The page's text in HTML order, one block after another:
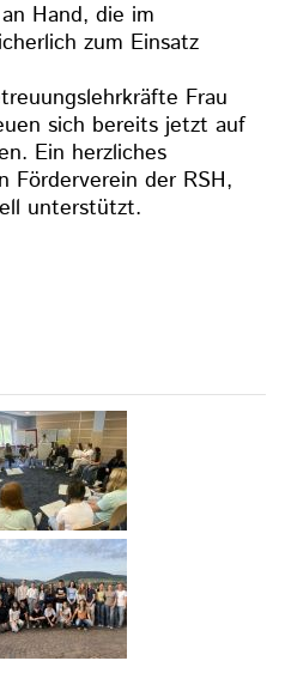
Hand, die im
zum Einsatz
Frau
sich bereits jetzt auf
Ein herzliches
Förderverein der RSH,
unterstützt.